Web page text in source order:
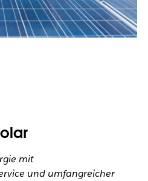
mit
und umfangreicher